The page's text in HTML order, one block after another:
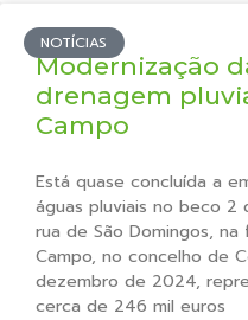
NOTÍCIAS
Modernização
drenagem
Campo
Está quase concluída a
águas pluviais no beco 2
rua de São Domingos,
Campo, no concelho de
dezembro de 2024,
cerca de 246 mil euros